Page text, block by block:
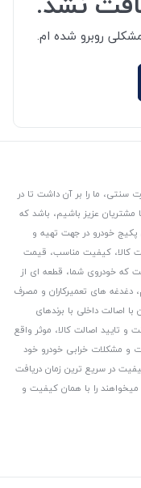
روبرو شده ام.
سنتی، ما را بر آن داشت تا در
عزیز باشیم، باشد که
پکیج خودرو در جهت تهیه و
کالا، کیفیت مناسب، قیمت
که خودروی شما، قطعه ای از
های تعمیرکاران و مصرف
اصالت داخلی با برندهای
تایید اصالت کالا، موثر واقع
و مشکلات خرابی خودرو خود
در سریع ترین زمان دریافت
را با همان کیفیت و